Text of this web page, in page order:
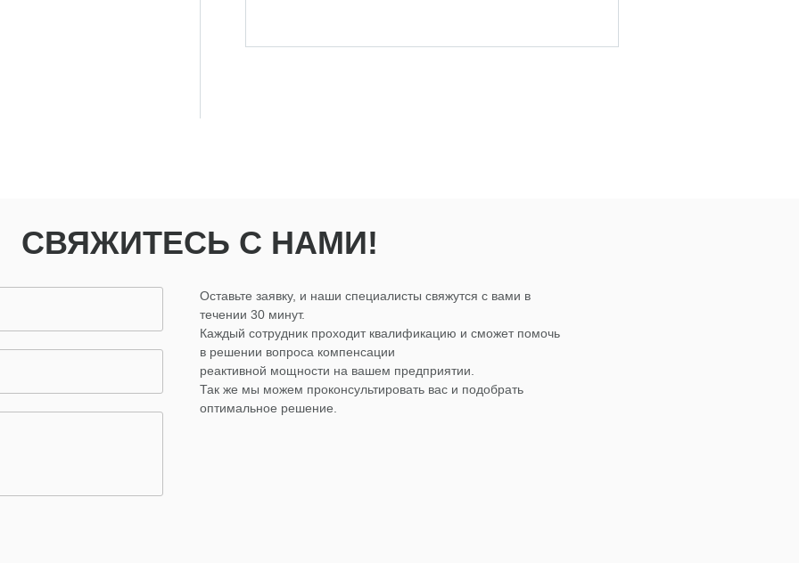
СВЯЖИТЕСЬ С НАМИ!
Оставьте заявку, и наши специалисты свяжутся с вами в
течении 30 минут.
Каждый сотрудник проходит квалификацию и сможет помочь
в решении вопроса компенсации
реактивной мощности на вашем предприятии.
Так же мы можем проконсультировать вас и подобрать
оптимальное решение.